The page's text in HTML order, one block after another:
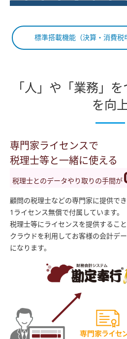
標準搭載機能（決算・消費税
「人」や「業務」
を向上
専門家ライセンスで
税理士等と一緒に使える
税理士とのデータやり取りの手間が
顧問の税理士などの専門家に提供で
1ライセンス無償で付属しています。
税理士等にライセンスを提供するこ
クラウドを利用してお客様の会計デ
になります。